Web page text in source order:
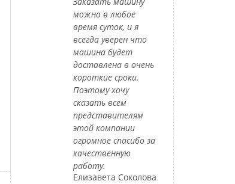
можно в любое
время суток, и я
всегда уверен что
машина будет
доставлена в очень
короткие сроки.
Поэтому хочу
сказать всем
представителям
этой компании
огромное спасибо за
качественную
работу.
Елизавета Соколова